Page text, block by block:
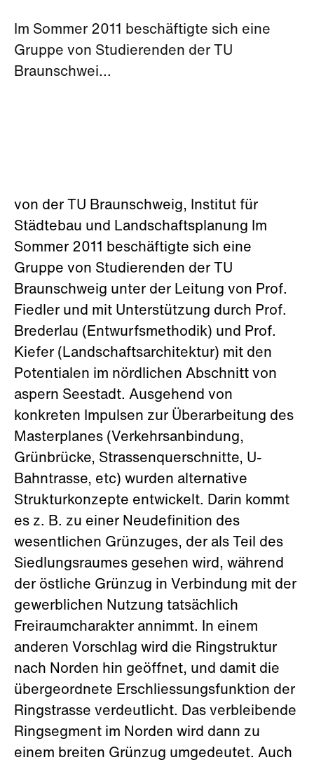
Im Sommer 2011 beschäftigte sich eine
Gruppe von Studierenden der TU
Braunschwei...
von der TU Braunschweig, Institut für
Städtebau und Landschaftsplanung Im
Sommer 2011 beschäftigte sich eine
Gruppe von Studierenden der TU
Braunschweig unter der Leitung von Prof.
Fiedler und mit Unterstützung durch Prof.
Brederlau (Entwurfsmethodik) und Prof.
Kiefer (Landschaftsarchitektur) mit den
Potentialen im nördlichen Abschnitt von
aspern Seestadt. Ausgehend von
konkreten Impulsen zur Überarbeitung des
Masterplanes (Verkehrsanbindung,
Grünbrücke, Strassenquerschnitte, U-
Bahntrasse, etc) wurden alternative
Strukturkonzepte entwickelt. Darin kommt
es z. B. zu einer Neudefinition des
wesentlichen Grünzuges, der als Teil des
Siedlungsraumes gesehen wird, während
der östliche Grünzug in Verbindung mit der
gewerblichen Nutzung tatsächlich
Freiraumcharakter annimmt. In einem
anderen Vorschlag wird die Ringstruktur
nach Norden hin geöffnet, und damit die
übergeordnete Erschliessungsfunktion der
Ringstrasse verdeutlicht. Das verbleibende
Ringsegment im Norden wird dann zu
einem breiten Grünzug umgedeutet. Auch